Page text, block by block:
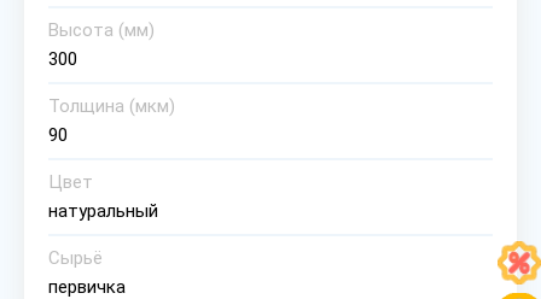
Высота (мм)
300
Толщина (мкм)
90
Цвет
натуральный
Сырьё
первичка